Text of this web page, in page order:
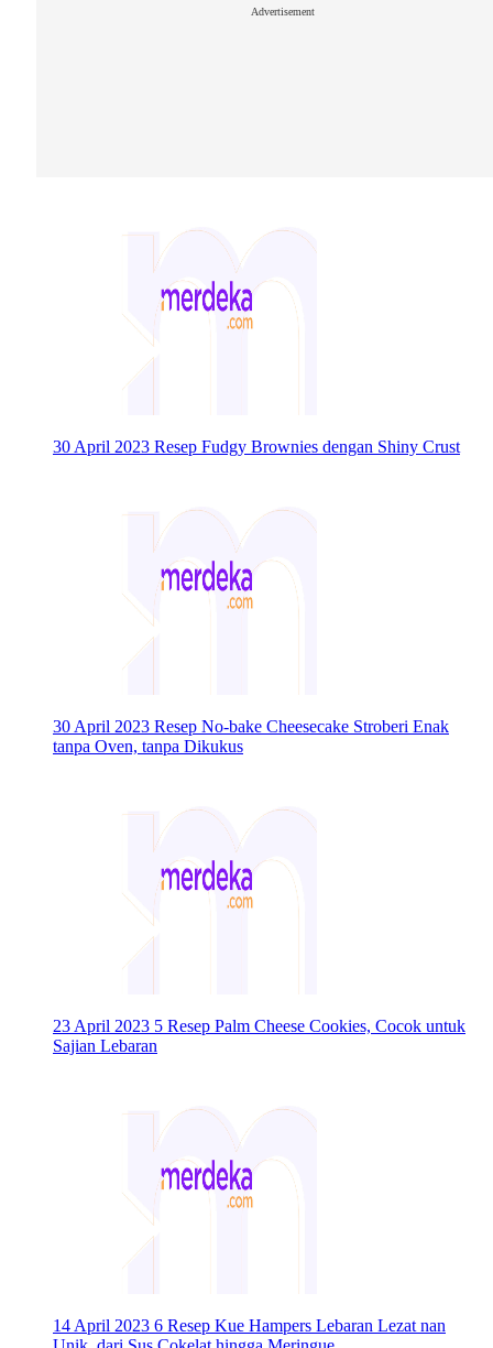
Advertisement
30 April 2023 Resep Fudgy Brownies dengan Shiny Crust
30 April 2023 Resep No-bake Cheesecake Stroberi Enak
tanpa Oven, tanpa Dikukus
23 April 2023 5 Resep Palm Cheese Cookies, Cocok untuk
Sajian Lebaran
14 April 2023 6 Resep Kue Hampers Lebaran Lezat nan